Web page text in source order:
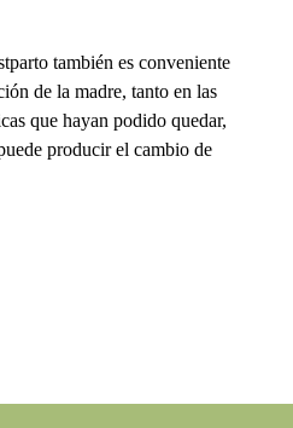
también es conveniente
de la madre, tanto en las
que hayan podido quedar,
producir el cambio de